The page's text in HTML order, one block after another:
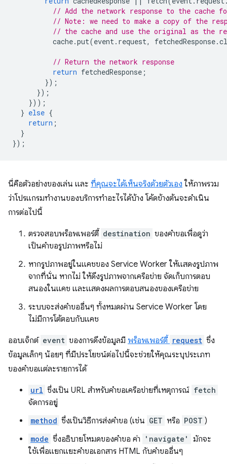
// Add the network response to the
// Note: we need to make a copy of the
// the cache and use the original as the
cache.put(event. request, fetchedResponse.
// Return the network response
return fetchedResponse ;
});
});
}));
} else {
return ;
}
});
นี่คือตัวอย่างของเล่น และ ที่คุณจะได้เห็นจริงด้วยตัวเอง ให้ภาพรวม
ว่าโปรแกรมทำงานของบริการทำอะไรได้บ้าง โค้ดข้างต้นจะดำเนิน
การต่อไปนี้
ตรวจสอบพร็อพเพอร์ตี้ destination ของคำขอเพื่อดูว่า
เป็นคำขอรูปภาพหรือไม่
หากรูปภาพอยู่ในแคชของ Service Worker ให้แสดงรูปภาพ
จากที่นั่น หากไม่ ให้ดึงรูปภาพจากเครือข่าย จัดเก็บการตอบ
สนองในแคช และแสดงผลการตอบสนองของเครือข่าย
ระบบจะส่งคำขออื่นๆ ทั้งหมดผ่าน Service Worker โดย
ไม่มีการโต้ตอบกับแคช
ออบเจ็กต์ event ของการดึงข้อมูลมี พร็อพเพอร์ตี้ request ซึ่ง
ข้อมูลเล็กๆ น้อยๆ ที่มีประโยชน์ต่อไปนี้จะช่วยให้คุณระบุประเภท
ของคำขอแต่ละรายการได้
url ซึ่งเป็น URL สำหรับคำขอเครือข่ายที่เหตุการณ์ fetch
จัดการอยู่
method ซึ่งเป็นวิธีการส่งคำขอ (เช่น GET หรือ POST )
mode ซึ่งอธิบายโหมดของคำขอ ค่า 'navigate'
มักจะ
ใช้เพื่อแยกแยะคำขอเอกสาร HTML กับคำขออื่นๆ